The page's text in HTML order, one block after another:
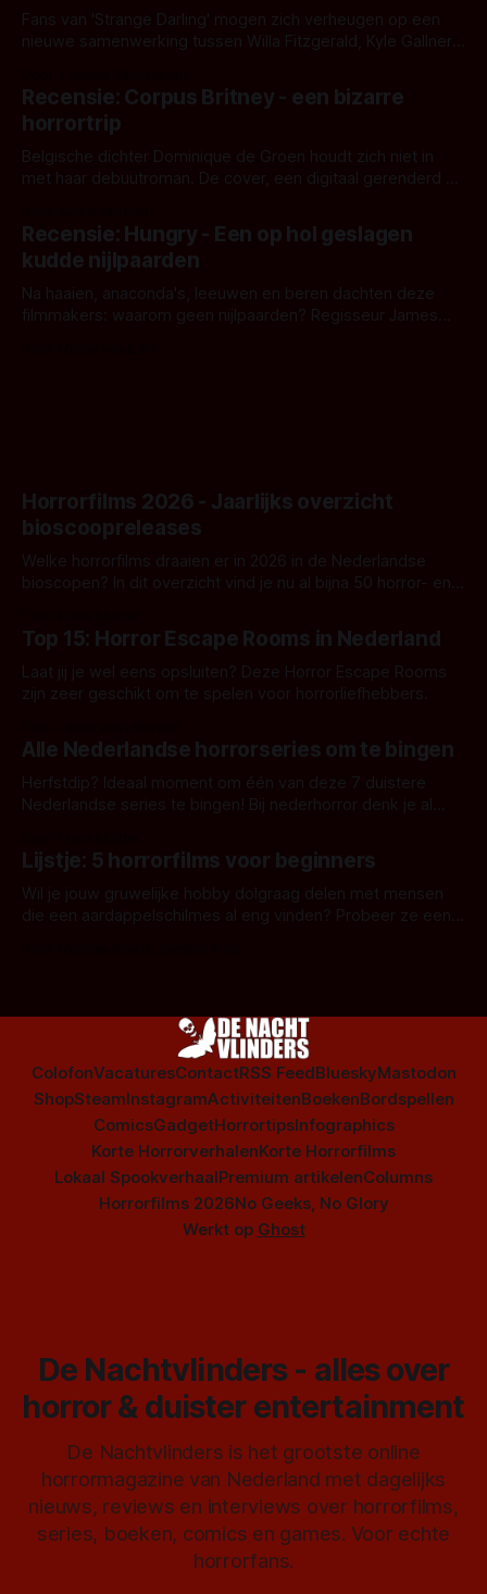
Fans van 'Strange Darling' mogen zich verheugen op een
nieuwe samenwerking tussen Willa Fitzgerald, Kyle Gallner
'Skeletons', een nieuwe creature feature waarvoor de
opnames zijn gestart in Australië.
Recensie: Corpus Britney - een bizarre
horrortrip
Belgische dichter Dominique de Groen houdt zich niet in
met haar debuutroman. De cover, een digitaal gerenderd en
achtergrond, belooft iets kleurrijks maar onheilspellends,
iets ongrijpbaars. En dat maakt De Groen met ieder woord
waar.
Recensie: Hungry - Een op hol geslagen
kudde nijlpaarden
Na haaien, anaconda's, leeuwen en beren dachten deze
filmmakers: waarom geen nijlpaarden? Regisseur James
Horrorfilms 2026 - Jaarlijks overzicht
bioscoopreleases
Welke horrorfilms draaien er in 2026 in de Nederlandse
bioscopen? In dit overzicht vind je nu al bijna 50 horror- en
Top 15: Horror Escape Rooms in Nederland
Laat jij je wel eens opsluiten? Deze Horror Escape Rooms
zijn zeer geschikt om te spelen voor horrorliefhebbers.
Alle Nederlandse horrorseries om te bingen
Herfstdip? Ideaal moment om één van deze 7 duistere
Nederlandse series te bingen! Bij nederhorror denk je al
Amsterdamned of The Johnsons. Maar Nederlandse horror
is niet beperkt tot films. Hier een aantal Nederlandse tv-
series uit het duistere of horrorgenre. Als
Lijstje: 5 horrorfilms voor beginners
Wil je jouw gruwelijke hobby dolgraag delen met mensen
die een aardappelschilmes al eng vinden? Probeer ze eens
ColofonVacaturesContactRSS FeedBlueskyMastodon
ShopSteamInstagramActiviteitenBoekenBordspellen
ComicsGadgetHorrortipsInfographics
Korte HorrorverhalenKorte Horrorfilms
Lokaal SpookverhaalPremium artikelenColumns
Horrorfilms 2026No Geeks, No Glory
Werkt op Ghost
De Nachtvlinders - alles over
horror & duister entertainment
De Nachtvlinders is het grootste online
horrormagazine van Nederland met dagelijks
nieuws, reviews en interviews over horrorfilms,
series, boeken, comics en games. Voor echte
horrorfans.